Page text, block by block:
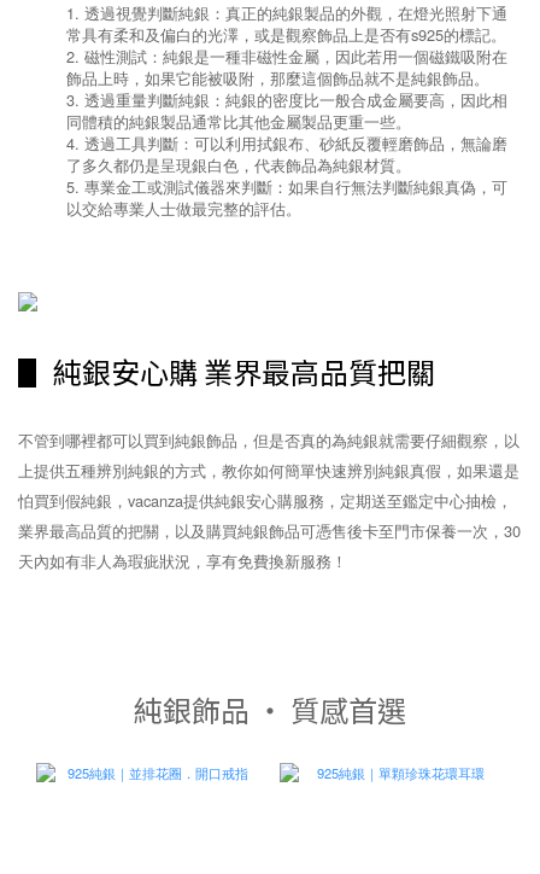
透過視覺判斷純銀：真正的純銀製品的外觀，在燈光照射下通
常具有柔和及偏白的光澤，或是觀察飾品上是否有s925的標記。
磁性測試：純銀是一種非磁性金屬，因此若用一個磁鐵吸附在
飾品上時，如果它能被吸附，那麼這個飾品就不是純銀飾品。
透過重量判斷純銀：純銀的密度比一般合成金屬要高，因此相
同體積的純銀製品通常比其他金屬製品更重一些。
透過工具判斷：可以利用拭銀布、砂紙反覆輕磨飾品，無論磨
了多久都仍是呈現銀白色，代表飾品為純銀材質。
專業金工或測試儀器來判斷：如果自行無法判斷純銀真偽，可
以交給專業人士做最完整的評估。
▋ 純銀安心購 業界最高品質把關
不管到哪裡都可以買到純銀飾品，但是否真的為純銀就需要仔細觀察，以
上提供五種辨別純銀的方式，教你如何簡單快速辨別純銀真假，如果還是
怕買到假純銀，vacanza提供純銀安心購服務，定期送至鑑定中心抽檢，
業界最高品質的把關，以及購買純銀飾品可憑售後卡至門市保養一次，30
天內如有非人為瑕疵狀況，享有免費換新服務！
純銀飾品 ‧ 質感首選